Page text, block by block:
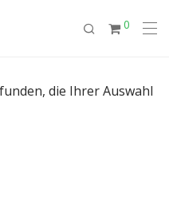
0
die Ihrer Auswahl